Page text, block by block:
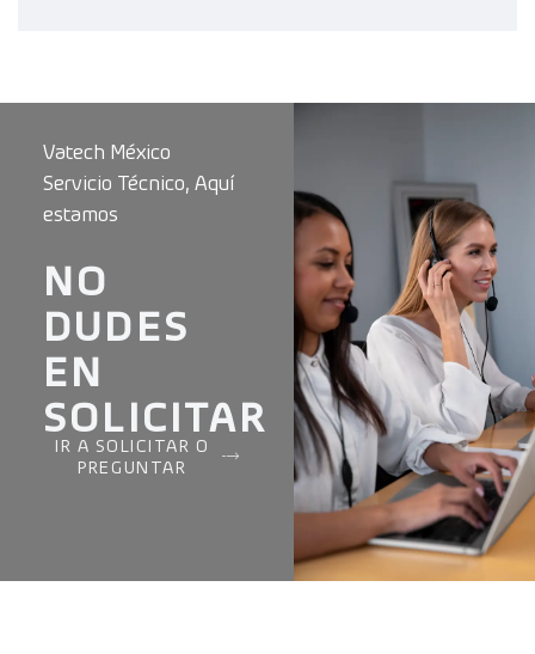
Vatech México
Servicio Técnico, Aquí
estamos
NO
DUDES
EN
SOLICITAR
IR A SOLICITAR O
PREGUNTAR